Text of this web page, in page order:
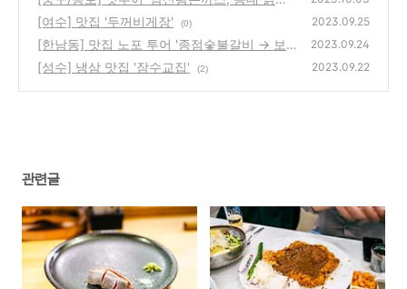
마리, 을지로, 광장시장'
(1)
[여수] 맛집 '두꺼비게장' (0) 2023.09.25
[한남동] 맛집 노포 투어 '종점숯불갈비 → 보
광호프 → 한일각'
(6)
2023.09.24
[성수] 냉삼 맛집 '잠수교집' (2) 2023.09.22
관련글